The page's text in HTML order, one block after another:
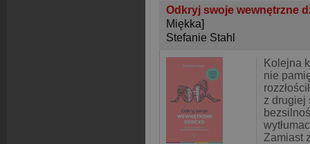
Odkryj swoje wewnętrzne
Miękka]
Stefanie Stahl
Kolejna
nie
z drugiej
Zamiast